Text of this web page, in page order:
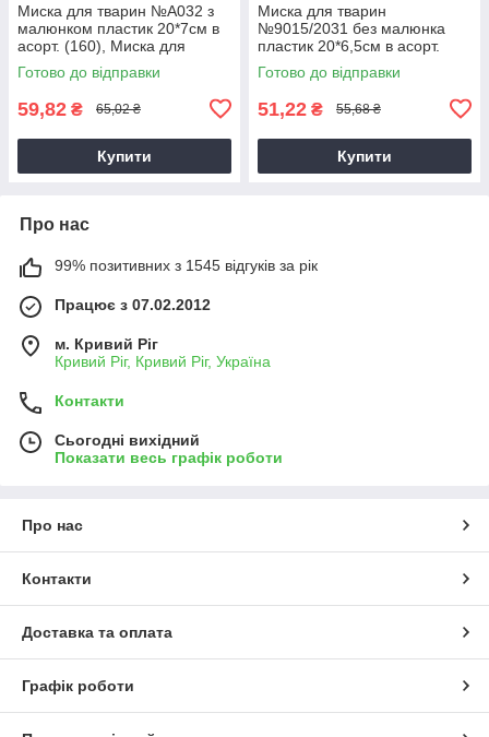
Миска для тварин №А032 з
малюнком пластик 20*7см в
асорт. (160), Миска для
корму та води
Готово до відправки
59,82 ₴ 65,02 ₴
Купити
Миска для тварин
№9015/2031 без малюнка
пластик 20*6,5см в асорт.
(240), Миска для корму та
води
Готово до відправки
51,22 ₴ 55,68 ₴
Купити
Про нас
99% позитивних з 1545 відгуків за рік
Працює з 07.02.2012
м. Кривий Ріг
Кривий Ріг, Кривий Ріг, Україна
Контакти
Сьогодні вихідний
Показати весь графік роботи
Про нас
Контакти
Доставка та оплата
Графік роботи